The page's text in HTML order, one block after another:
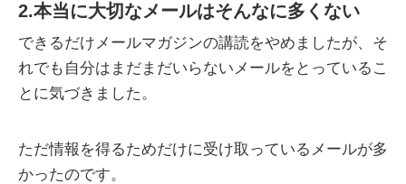
2.本当に大切なメールはそんなに多くない
できるだけメールマガジンの講読をやめましたが、そ
れでも自分はまだまだいらないメールをとっているこ
とに気づきました。
ただ情報を得るためだけに受け取っているメールが多
かったのです。